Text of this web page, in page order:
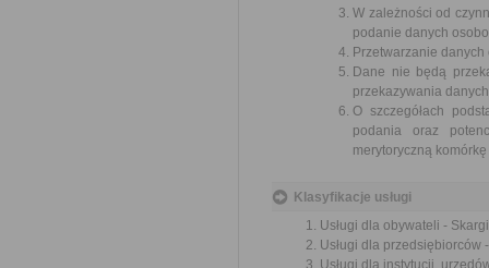
W zależności od
podanie danych
Przetwarzanie
Dane nie będą
przekazywania
O szczegółach
podania oraz
merytoryczną
Klasyfikacje usługi
Usługi dla obywateli -
Usługi dla przedsiębiorców
Usługi dla instytucji,